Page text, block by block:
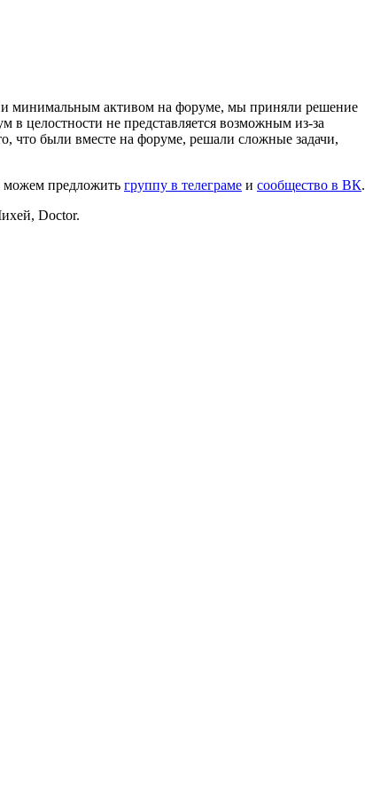
минимальным активом на форуме, мы приняли решение
целостности не представляется возможным из-за
что были вместе на форуме, решали сложные задачи,
предложить группу в телеграме и сообщество в ВК.
Doctor.